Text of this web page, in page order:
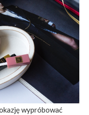
wypróbować